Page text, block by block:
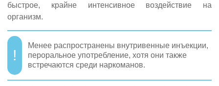
быстрое, крайне интенсивное воздействие на
организм.
Менее распространены внутривенные инъекции,
пероральное употребление, хотя они также
встречаются среди наркоманов.